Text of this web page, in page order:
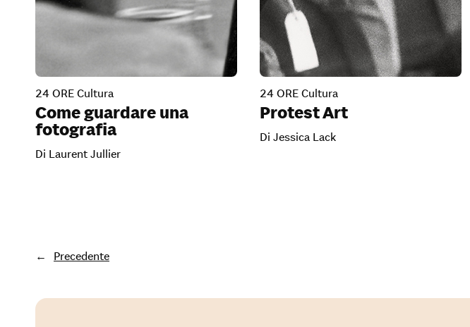
24 ORE Cultura
Come guardare una
fotografia
Di Laurent Jullier
24 ORE Cultura
Protest Art
Di Jessica Lack
← Precedente